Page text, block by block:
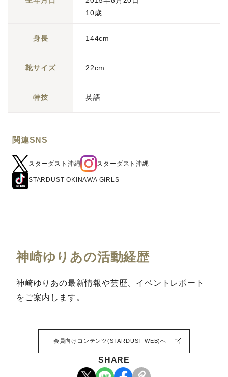
10歳
身長 144cm
靴サイズ 22cm
特技 英語
関連SNS
スターダスト沖縄 スターダスト沖縄
STARDUST OKINAWA GIRLS
神崎ゆりあの活動経歴
神崎ゆりあの最新情報や芸歴、イベントレポート
をご案内します。
会員向けコンテンツ(STARDUST WEB)へ
SHARE